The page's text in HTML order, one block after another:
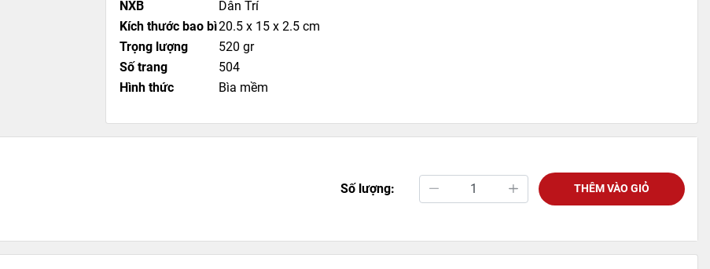
NXB
Dân Trí
Kích thước bao bì20.5 x 15 x 2.5 cm
Trọng lượng
520 gr
Số trang
504
Hình thức
Bìa mềm
Số lượng: THÊM VÀO GIỎ